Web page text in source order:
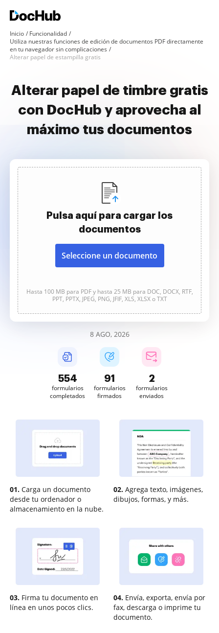
Inicio
Funcionalidad
Utiliza nuestras funciones de edición de documentos PDF directamente
en tu navegador sin complicaciones
Alterar papel de estampilla gratis
Alterar papel de timbre gratis
con DocHub y aprovecha al
máximo tus documentos
Pulsa aquí para cargar los
documentos
Seleccione un documento
Hasta 100 MB para PDF y hasta 25 MB para DOC, DOCX, RTF,
PPT, PPTX, JPEG, PNG, JFIF, XLS, XLSX o TXT
8 AGO, 2026
555
formularios
completados
91
formularios
firmados
2
formularios
enviados
01. Carga un documento
desde tu ordenador o
almacenamiento en la nube.
02. Agrega texto, imágenes,
dibujos, formas, y más.
03. Firma tu documento en
línea en unos pocos clics.
04. Envía, exporta, envía por
fax, descarga o imprime tu
documento.